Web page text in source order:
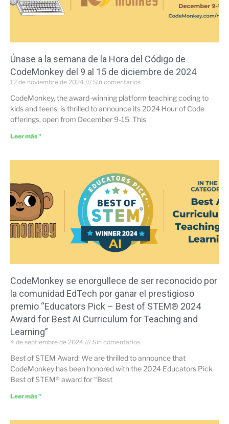
Únase a la semana de la Hora del Código de
CodeMonkey del 9 al 15 de diciembre de 2024
12 de noviembre de 2024 Sin comentarios
CodeMonkey, the award-winning platform teaching coding to
kids and teens, is thrilled to announce its 2024 Hour of Code
offerings, open from December 9-15. This
Leer más "
CodeMonkey se enorgullece de ser reconocido por
la comunidad EdTech por ganar el prestigioso
premio “Educators Pick – Best of STEM® 2024
Award for Best AI Curriculum for Teaching and
Learning”
4 de septiembre de 2024 Sin comentarios
Best of STEM Award: We are thrilled to announce that
CodeMonkey has been honored with the 2024 Educators Pick
Best of STEM® award for “Best
Leer más "